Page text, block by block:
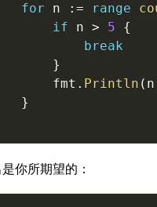
for n := range
if n > 5
{
break
}
		fmt
. Println ( n
}
你所期望的：